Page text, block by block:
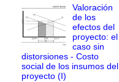
Valoración
de los
efectos del
proyecto: el
caso sin
distorsiones - Costo
social de los insumos del
proyecto (I)